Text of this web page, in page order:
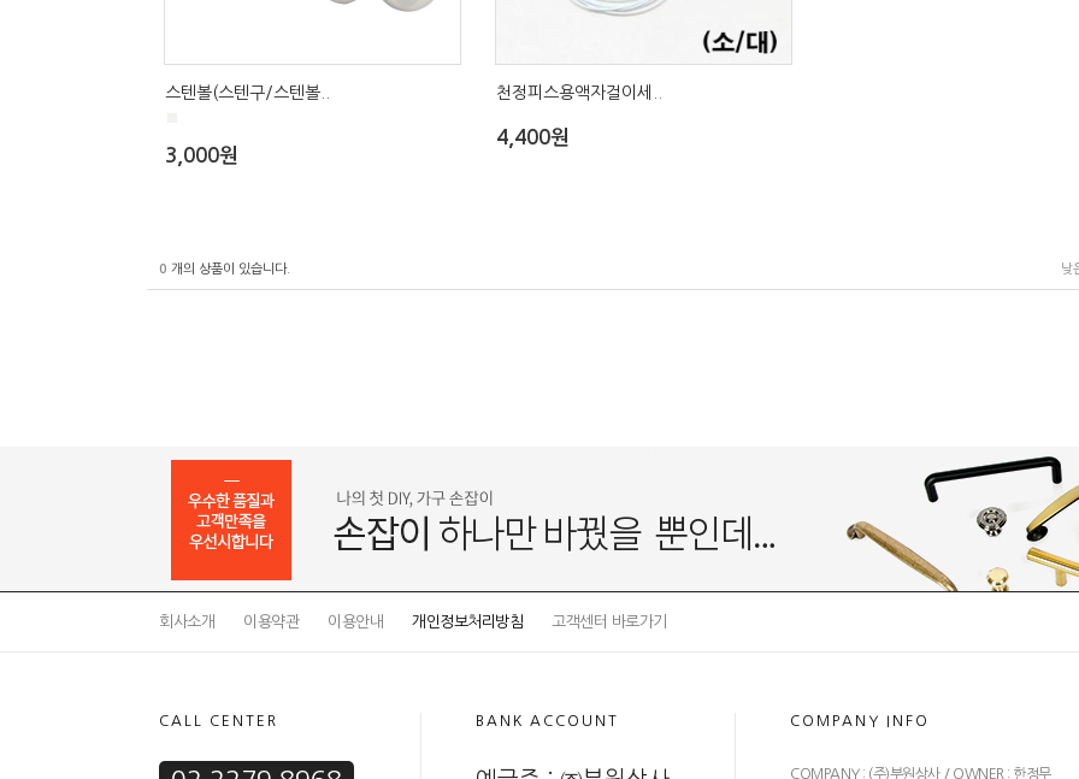
스텐볼(스텐구/스텐볼..
3,000원
천정피스용액자걸이세..
4,400원
0 개의 상품이 있습니다. 낮
회사소개 이용약관 이용안내 개인정보처리방침 고객센터 바로가기
CALL CENTER BANK ACCOUNT COMPANY INFO
COMPANY : (주)부원상사 / OWNER : 한정무